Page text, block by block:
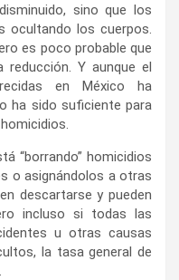
sino que los
ocultando los cuerpos.
es poco probable que
reducción. Y aunque el
en México ha
ha sido suficiente para
“borrando” homicidios
o asignándolos a otras
descartarse y pueden
incluso si todas las
u otras causas
la tasa general de